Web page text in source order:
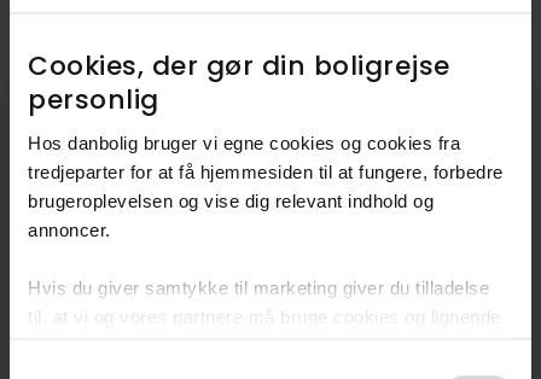
Cookies, der gør din boligrejse
personlig​
Hos danbolig bruger vi egne cookies og cookies fra
tredjeparter for at få hjemmesiden til at fungere, forbedre
brugeroplevelsen og vise dig relevant indhold og
annoncer.​
Hvis du giver samtykke til marketing giver du tilladelse
til, at vi og vores partnere må bruge cookies og lignende